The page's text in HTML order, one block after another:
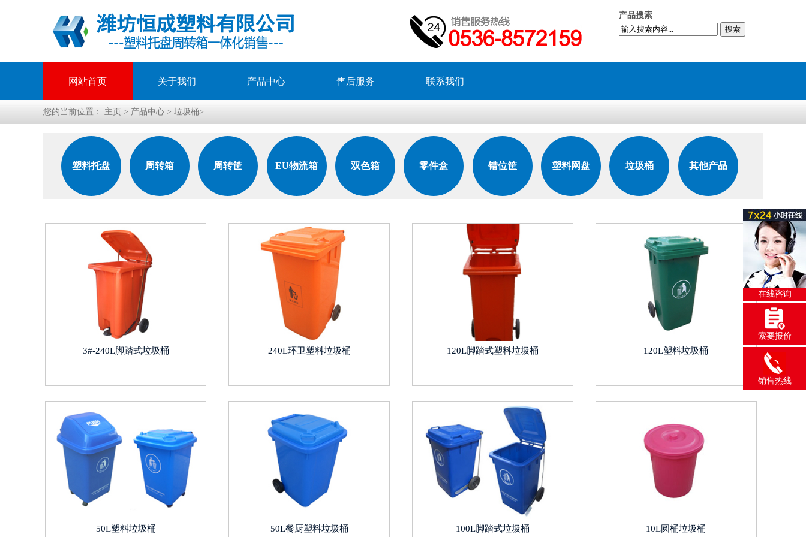
产品搜索
搜索
网站首页 关于我们 产品中心 售后服务 联系我们
您的当前位置： 主页 > 产品中心 > 垃圾桶>
塑料托盘 周转箱 周转筐 EU物流箱 双色箱 零件盒 错位筐 塑料网盘 垃圾桶 其他产品
3#-240L脚踏式垃圾桶 240L环卫塑料垃圾桶 120L脚踏式塑料垃圾桶 120L塑料垃圾桶
50L塑料垃圾桶 50L餐厨塑料垃圾桶 100L脚踏式垃圾桶 10L圆桶垃圾桶
在线咨询
索要报价
销售热线